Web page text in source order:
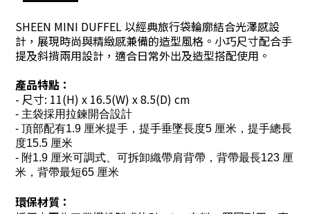
SHEEN MINI DUFFEL 以經典旅行袋輪廓結合光澤感設
計，展現時尚與精緻感兼備的造型風格。小巧尺寸配合手
提及斜揹兩用設計，適合日常外出及造型搭配使用。
產品特點：
- 尺寸: 11(H) x 16.5(W) x 8.5(D) cm
- 主袋採用拉鍊開合設計
- 頂部配有1.9 厘米提手，提手垂墜長度5 厘米，提手總長
度15.5 厘米
- 附1.9 厘米可調式、可拆卸織帶肩背帶，背帶最長123 厘
米，背帶最短65 厘米
環保材質：